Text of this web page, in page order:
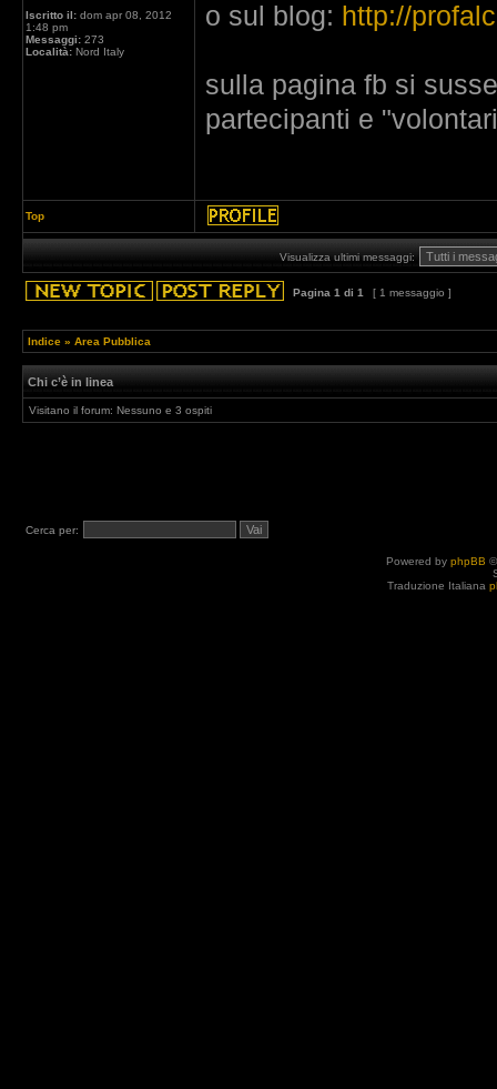
Iscritto il: dom apr 08, 2012
1:48 pm
Messaggi: 273
Località: Nord Italy
o sul blog: http://
sulla pagina fb si
partecipanti e
Top
Visualizza ultimi messaggi:
Pagina 1 di 1 [ 1 messaggio ]
Indice » Area Pubblica
Chi c’è in linea
Visitano il forum: Nessuno e 3 ospiti
Cerca per:
Powered by phpBB
Traduzione Italiana